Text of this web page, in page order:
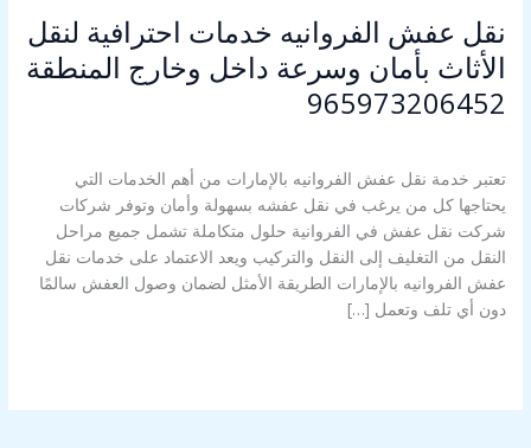
نقل عفش الفروانيه خدمات احترافية لنقل
الأثاث بأمان وسرعة داخل وخارج المنطقة
965973206452
تعتبر خدمة نقل عفش الفروانيه بالإمارات من أهم الخدمات التي
يحتاجها كل من يرغب في نقل عفشه بسهولة وأمان وتوفر شركات
شركت نقل عفش في الفروانية حلول متكاملة تشمل جميع مراحل
النقل من التغليف إلى النقل والتركيب ويعد الاعتماد على خدمات نقل
عفش الفروانيه بالإمارات الطريقة الأمثل لضمان وصول العفش سالمًا
دون أي تلف وتعمل […]
المنطقة
965973206452